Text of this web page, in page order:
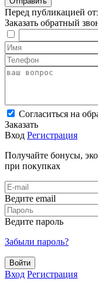
Перед публикацией
Заказать обратный
Cогласиться на
Заказать
Вход Регистрация
Получайте бонусы,
при покупках
Ведите email
Ведите пароль
Забыли пароль?
Войти
Вход Регистрация